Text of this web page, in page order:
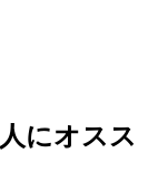
にオスス